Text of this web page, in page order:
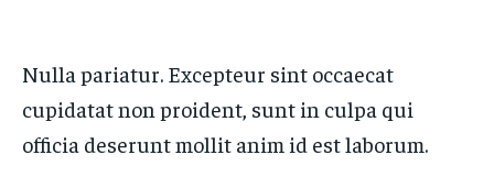
Nulla pariatur. Excepteur sint occaecat
cupidatat non proident, sunt in culpa qui
officia deserunt mollit anim id est laborum.